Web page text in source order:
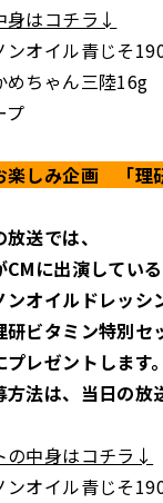
身はコチラ↓
ンオイル青じそ
めちゃん三陸16g
プ
楽しみ企画 「理
送では、
に出演している
ンオイルドレッシ
研ビタミン特別セ
レゼントします。
法は、当日の放
の中身はコチラ↓
ンオイル青じそ